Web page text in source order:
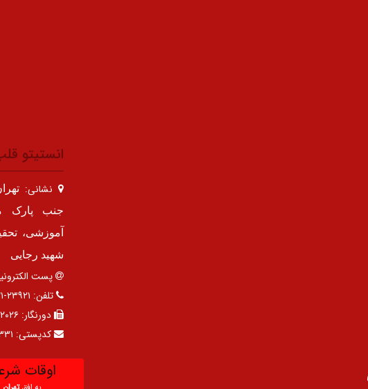
انستیتو
نشانی:
جنب پارک
آموزشی،
شهید رجایی
پست
تلفن: ۲۳۹۲۱-۰۲۱
دورنگار:
کدپستی: